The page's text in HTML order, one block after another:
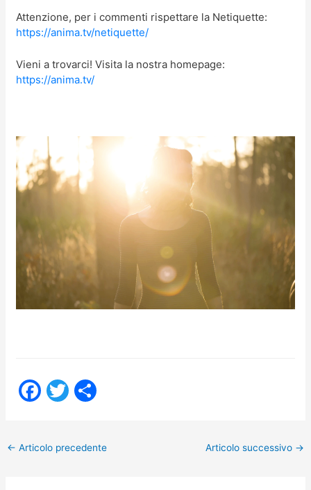
Attenzione, per i commenti rispettare la Netiquette:
https://anima.tv/netiquette/
Vieni a trovarci! Visita la nostra homepage:
https://anima.tv/
F
e
T
er di
← Articolo precedente Articolo successivo →